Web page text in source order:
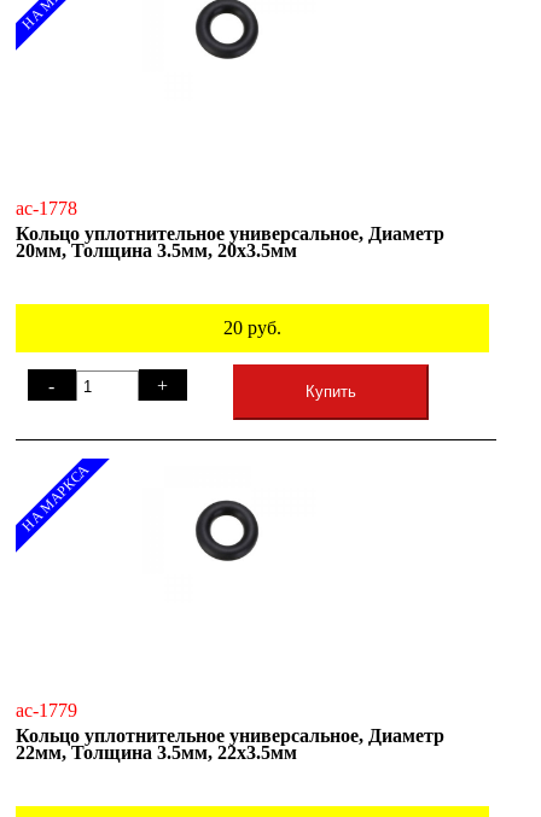
ac-1778
Кольцо уплотнительное универсальное, Диаметр
20мм, Толщина 3.5мм, 20х3.5мм
20 руб.
- + Купить
НА МАРКСА
ac-1779
Кольцо уплотнительное универсальное, Диаметр
22мм, Толщина 3.5мм, 22х3.5мм